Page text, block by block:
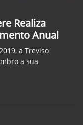
Realiza
Anual
a Treviso
a sua